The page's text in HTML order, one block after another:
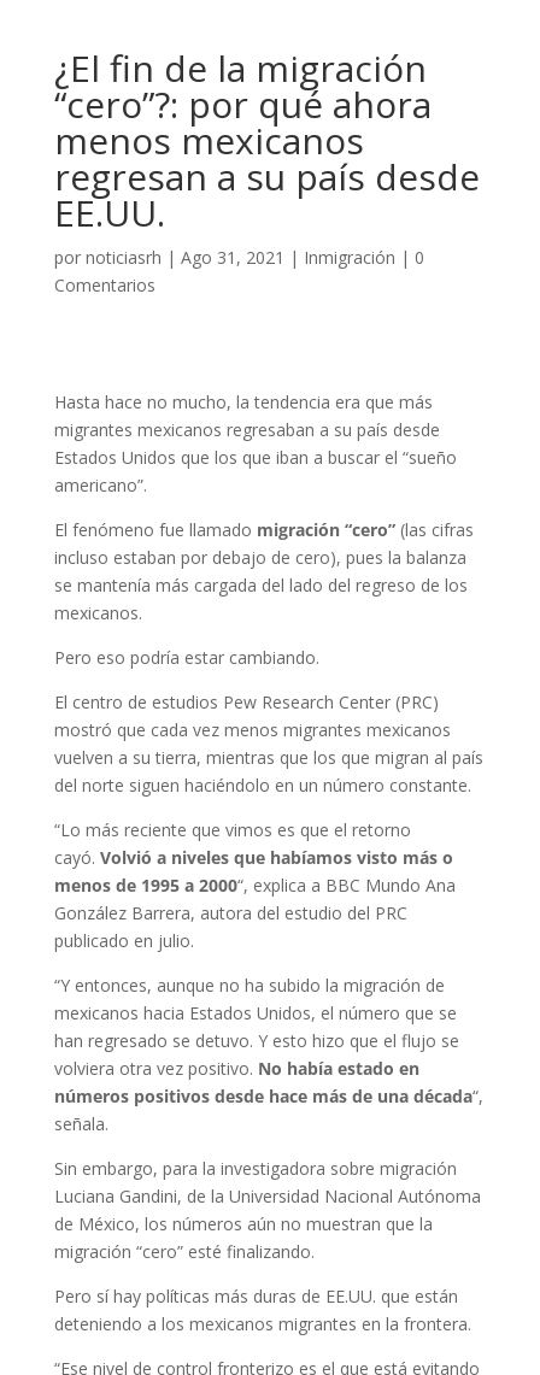
¿El fin de la migración
“cero”?: por qué ahora
menos mexicanos
regresan a su país desde
EE.UU.
por noticiasrh | Ago 31, 2021 | Inmigración | 0
Comentarios
Hasta hace no mucho, la tendencia era que más
migrantes mexicanos regresaban a su país desde
Estados Unidos que los que iban a buscar el “sueño
americano”.
El fenómeno fue llamado migración “cero”(las cifras
incluso estaban por debajo de cero), pues la balanza
se mantenía más cargada del lado del regreso de los
mexicanos.
Pero eso podría estar cambiando.
El centro de estudios Pew Research Center (PRC)
mostró que cada vez menos migrantes mexicanos
vuelven a su tierra, mientras que los que migran al país
del norte siguen haciéndolo en un número constante.
“Lo más reciente que vimos es que el retorno
cayó. Volvió a niveles que habíamos visto más o
menos de 1995 a 2000“, explica a BBC Mundo Ana
González Barrera, autora del estudio del PRC
publicado en julio.
“Y entonces, aunque no ha subido la migración de
mexicanos hacia Estados Unidos, el número que se
han regresado se detuvo. Y esto hizo que el flujo se
volviera otra vez positivo. No había estado en
números positivos desde hace más de una década“,
señala.
Sin embargo, para la investigadora sobre migración
Luciana Gandini, de la Universidad Nacional Autónoma
de México, los números aún no muestran que la
migración “cero” esté finalizando.
Pero sí hay políticas más duras de EE.UU. que están
deteniendo a los mexicanos migrantes en la frontera.
“Ese nivel de control fronterizo es el que está evitando